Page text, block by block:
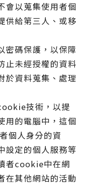
會以蒐集使用者個
供給第三人、或移
密碼保護，以保障
止未經授權的資料
於資料蒐集、處理
技術，以提
用的電腦中，這個
個人身分的資
設定的個人服務等
者cookie中在網
在其他網站的活動